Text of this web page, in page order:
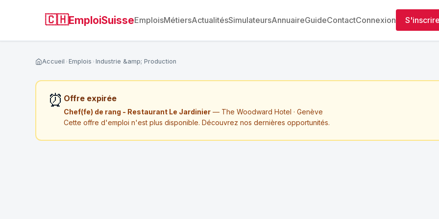
🇨🇭EmploiSuisseEmploisMétiersActualitésSimulateursAnnuaireGuideContactConnexion
Accueil Emplois Industrie &amp; Production
⏰ Offre expirée
Chef(fe) de rang - Restaurant Le Jardinier— The Woodward Hotel · Genève
Cette offre d'emploi n'est plus disponible. Découvrez nos dernières opportunités.